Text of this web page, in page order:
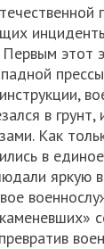
этот
в
Как
в
яркую